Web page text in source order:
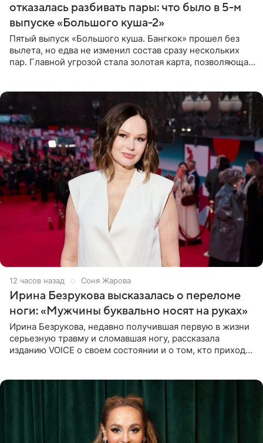
отказалась разбивать пары: что было в 5-м
выпуске «Большого куша-2»
Пятый выпуск «Большого куша. Бангкок» прошел без
вылета, но едва не изменил состав сразу нескольких
пар. Главной угрозой стала золотая карта, позволяющая
12 часов назад Соня Жарова
Ирина Безрукова высказалась о переломе
ноги: «Мужчины буквально носят на руках»
Ирина Безрукова, недавно получившая первую в жизни
серьезную травму и сломавшая ногу, рассказала
изданию VOICE о своем состоянии и о том, кто приходит